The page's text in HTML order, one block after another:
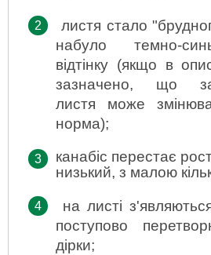
листя стало
набуло темно-
відтінку (якщо в
зазначено, що
листя може
норма);
канабіс перестає
низький, з малою
на листі
поступово
дірки;